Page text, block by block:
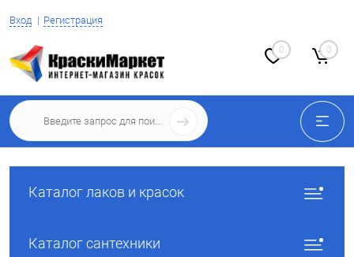
Вход Регистрация
0 0
Каталог лаков и красок
Каталог сантехники